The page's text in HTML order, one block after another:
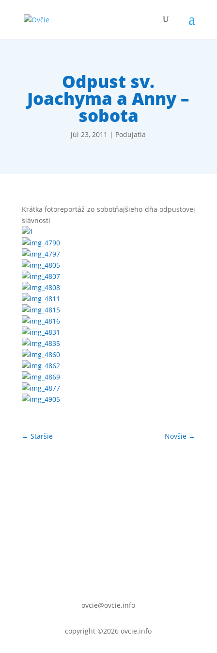
Odpust sv.
Joachyma a Anny –
sobota
júl 23, 2011 | Podujatia
Krátka fotoreportáž zo sobotňajšieho dňa odpustovej
slávnosti
← Staršie Novšie →
ovcie@ovcie.info
copyright ©2026 ovcie.info